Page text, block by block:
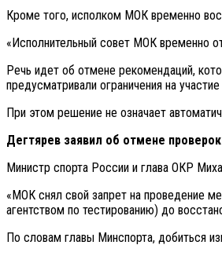
Кроме того, исполком МОК временно
«Исполнительный совет МОК временно
Речь идет об отмене рекомендаций,
предусматривали ограничения на
При этом решение не означает
Дегтярев заявил об отмене
Министр спорта России и глава ОКР
«МОК снял свой запрет на проведение
агентством по тестированию) до
По словам главы Минспорта, добиться